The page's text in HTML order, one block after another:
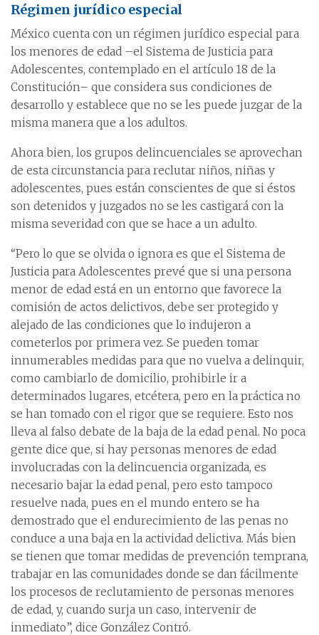
Régimen jurídico especial
México cuenta con un régimen jurídico especial para
los menores de edad –el Sistema de Justicia para
Adolescentes, contemplado en el artículo 18 de la
Constitución– que considera sus condiciones de
desarrollo y establece que no se les puede juzgar de la
misma manera que a los adultos.
Ahora bien, los grupos delincuenciales se aprovechan
de esta circunstancia para reclutar niños, niñas y
adolescentes, pues están conscientes de que si éstos
son detenidos y juzgados no se les castigará con la
misma severidad con que se hace a un adulto.
“Pero lo que se olvida o ignora es que el Sistema de
Justicia para Adolescentes prevé que si una persona
menor de edad está en un entorno que favorece la
comisión de actos delictivos, debe ser protegido y
alejado de las condiciones que lo indujeron a
cometerlos por primera vez. Se pueden tomar
innumerables medidas para que no vuelva a delinquir,
como cambiarlo de domicilio, prohibirle ir a
determinados lugares, etcétera, pero en la práctica no
se han tomado con el rigor que se requiere. Esto nos
lleva al falso debate de la baja de la edad penal. No poca
gente dice que, si hay personas menores de edad
involucradas con la delincuencia organizada, es
necesario bajar la edad penal, pero esto tampoco
resuelve nada, pues en el mundo entero se ha
demostrado que el endurecimiento de las penas no
conduce a una baja en la actividad delictiva. Más bien
se tienen que tomar medidas de prevención temprana,
trabajar en las comunidades donde se dan fácilmente
los procesos de reclutamiento de personas menores
de edad, y, cuando surja un caso, intervenir de
inmediato”, dice González Contró.